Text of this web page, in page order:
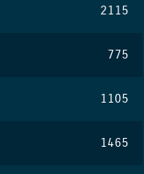
2115
775
1105
1465